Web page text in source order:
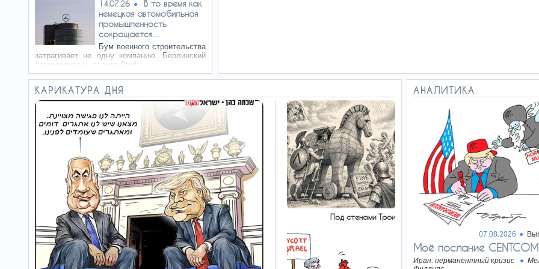
14.07.26
В то время как
немецкая автомобильная
промышленность
сокращается…
Бум военного строительства
затрагивает не одну компанию. Берлинский
производитель дронов Stark…
12.07.26
не вышел
Правильно ли Азария
стрелял, или неправильно?
Нарушил ли приказ, или
действовал правильно, по…
09.07.26
Вельможа,
юморист и правдоруб
Он футболист, флейтист и
актер. И он пишет историю
чемпионата мира с
царственным достоинством…
07.07.26
Как Трамп отменил красную
карточку
Скандал вызвало то, что дисквалификация
КАРИКАТУРА ДНЯ
Под стенами Трои
АНАЛИТИКА
07.08.2026
Моё послание CENTCOM
Иран: перманентный кризис